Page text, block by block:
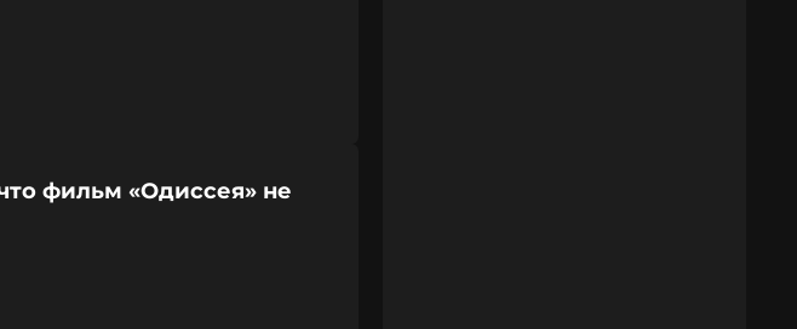
фильм «Одиссея» не